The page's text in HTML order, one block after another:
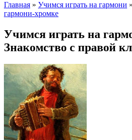
Главная » Учимся играть на гармони »
гармони-хромке
Учимся играть на
Знакомство с правой